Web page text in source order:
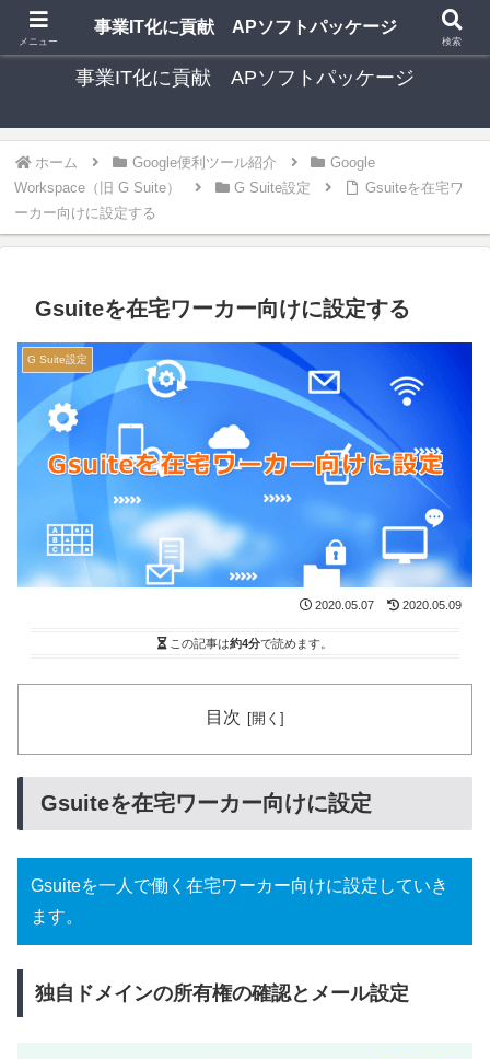
中小事業者向け 格安 手軽な多機能ソフトパッケージ
事業IT化に貢献 APソフトパッケージ
ホーム Google便利ツール紹介
Google
Workspace（旧 G Suite）
G Suite設定
Gsuiteを在宅ワ
ーカー向けに設定する
Gsuiteを在宅ワーカー向けに設定する
G Suite設定
2020.05.07 2020.05.09
この記事は約4分で読めます。
目次
Gsuiteを在宅ワーカー向けに設定
Gsuiteを一人で働く在宅ワーカー向けに設定していき
ます。
独自ドメインの所有権の確認とメール設定
メニュー
事業IT化に貢献 APソフトパッケージ
検索